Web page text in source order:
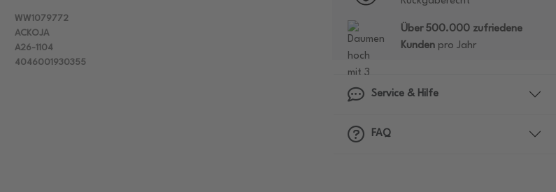
WW1079772
ACKOJA
A26-1104
4046001930355
Über 500.000 zufriedene
Kundenpro Jahr
Service & Hilfe
FAQ